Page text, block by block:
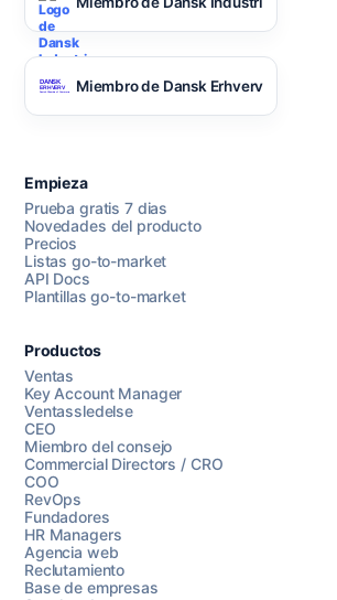
Miembro de Dansk Erhverv
Empieza
Prueba gratis 7 dias
Novedades del producto
Precios
Listas go-to-market
API Docs
Plantillas go-to-market
Productos
Ventas
Key Account Manager
Ventassledelse
CEO
Miembro del consejo
Commercial Directors / CRO
COO
RevOps
Fundadores
HR Managers
Agencia web
Reclutamiento
Base de empresas